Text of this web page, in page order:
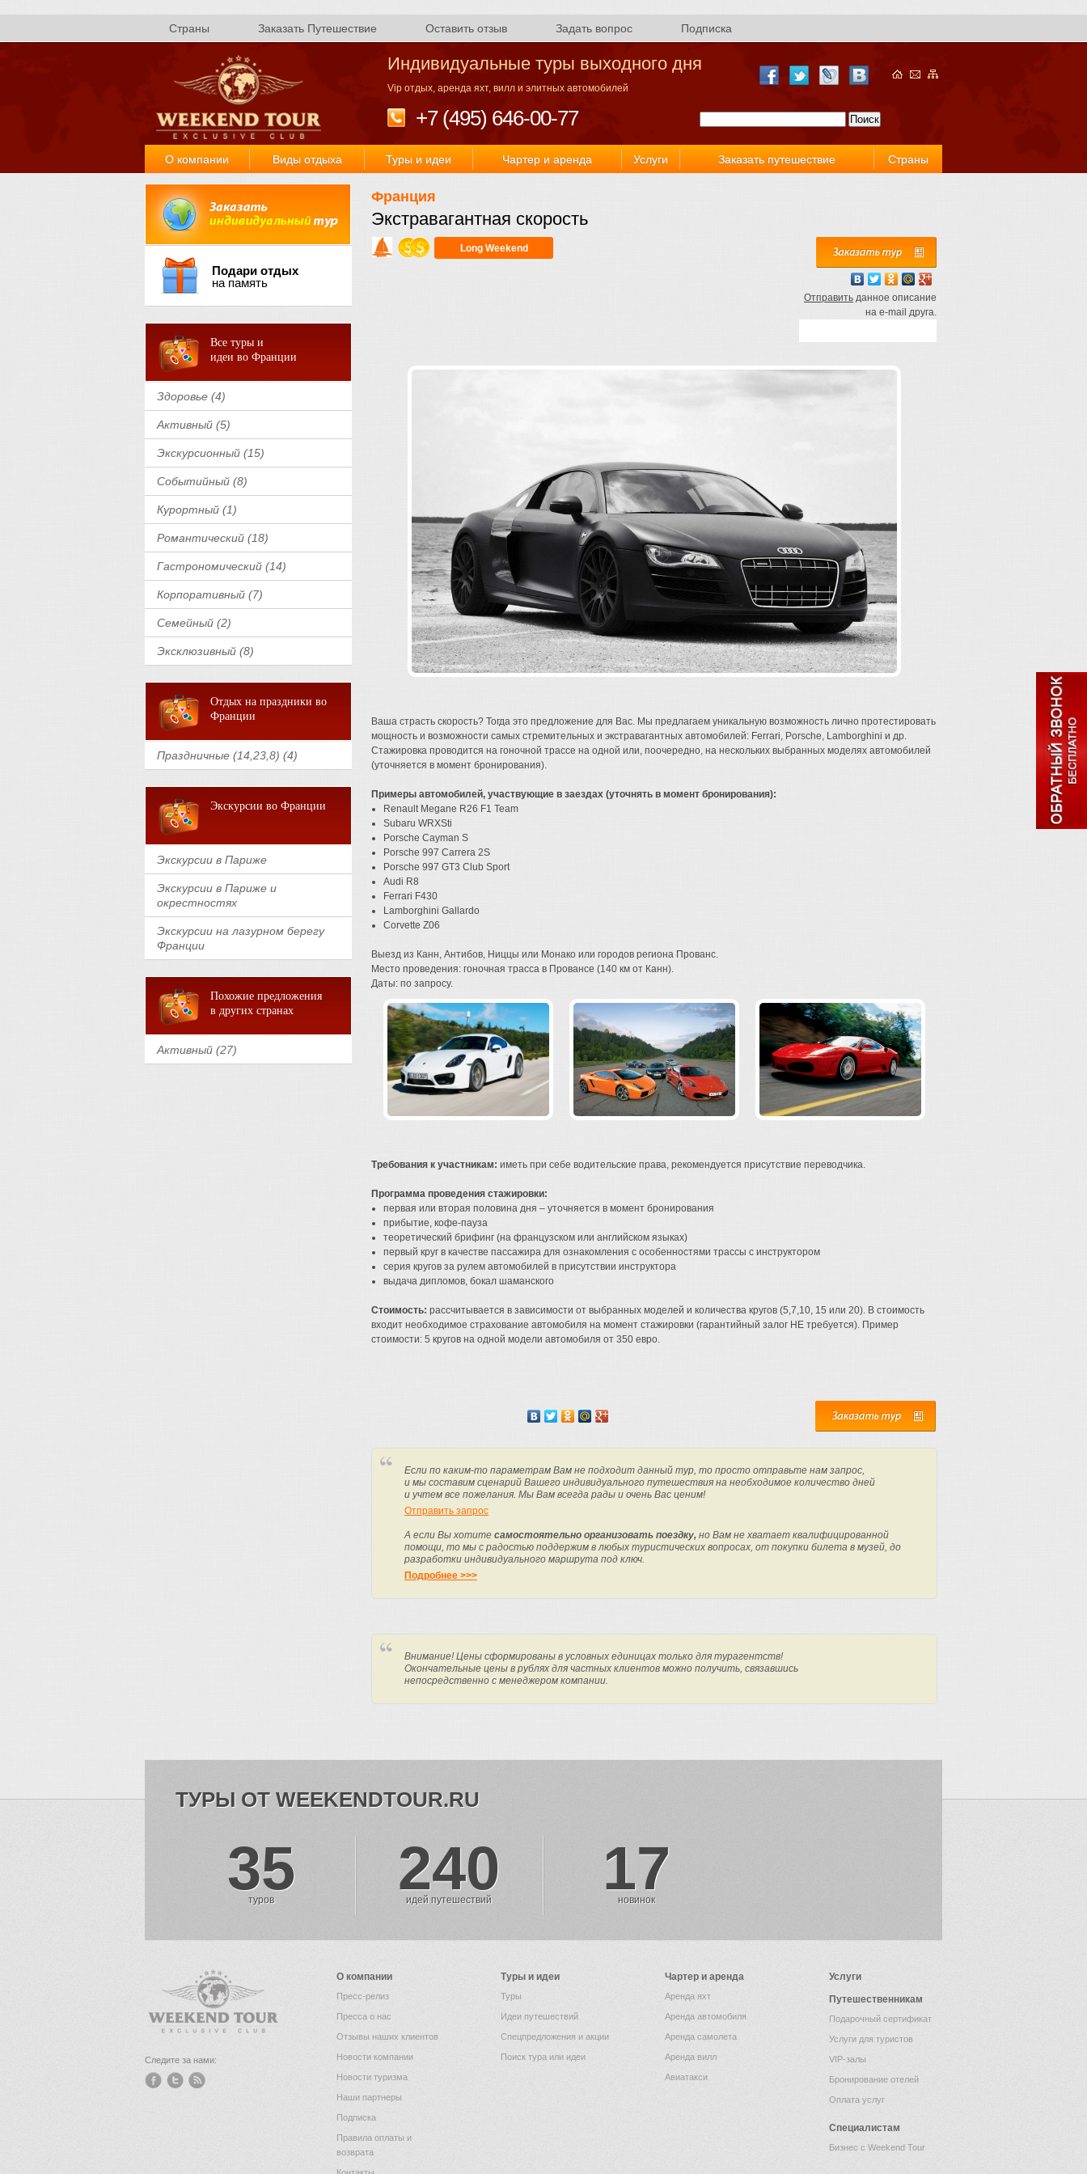
Страны Заказать Путешествие Оставить отзыв Задать вопрос Подписка
Индивидуальные туры выходного дня
Vip отдых, аренда яхт, вилл и элитных автомобилей
+7 (495) 646-00-77
О компании Виды отдыха Туры и идеи Чартер и аренда Услуги Заказать путешествие Страны
Подари отдых
на память
Все туры и
идеи во Франции
Здоровье (4)
Активный (5)
Экскурсионный (15)
Событийный (8)
Курортный (1)
Романтический (18)
Гастрономический (14)
Корпоративный (7)
Семейный (2)
Эксклюзивный (8)
Отдых на праздники во
Франции
Праздничные (14,23,8) (4)
Экскурсии во Франции
Экскурсии в Париже
Экскурсии в Париже и
окрестностях
Экскурсии на лазурном берегу
Франции
Похожие предложения
в других странах
Активный (27)
Франция
Экстравагантная скорость
Long Weekend
Отправить данное описание
на e-mail друга.
Ваша страсть скорость? Тогда это предложение для Вас. Мы предлагаем уникальную возможность лично протестировать
мощность и возможности самых стремительных и экстравагантных автомобилей: Ferrari, Porsche, Lamborghini и др.
Стажировка проводится на гоночной трассе на одной или, поочередно, на нескольких выбранных моделях автомобилей
(уточняется в момент бронирования).
Примеры автомобилей, участвующие в заездах (уточнять в момент бронирования):
Renault Megane R26 F1 Team
Subaru WRXSti
Porsche Cayman S
Porsche 997 Carrera 2S
Porsche 997 GT3 Club Sport
Audi R8
Ferrari F430
Lamborghini Gallardo
Corvette Z06
Выезд из Канн, Антибов, Ниццы или Монако или городов региона Прованс.
Место проведения: гоночная трасса в Провансе (140 км от Канн).
Даты: по запросу.
Требования к участникам: иметь при себе водительские права, рекомендуется присутствие переводчика.
Программа проведения стажировки:
первая или вторая половина дня – уточняется в момент бронирования
прибытие, кофе-пауза
теоретический брифинг (на французском или английском языках)
первый круг в качестве пассажира для ознакомления с особенностями трассы с инструктором
серия кругов за рулем автомобилей в присутствии инструктора
выдача дипломов, бокал шаманского
Стоимость: рассчитывается в зависимости от выбранных моделей и количества кругов (5,7,10, 15 или 20). В стоимость
входит необходимое страхование автомобиля на момент стажировки (гарантийный залог НЕ требуется). Пример
стоимости: 5 кругов на одной модели автомобиля от 350 евро.
Если по каким-то параметрам Вам не подходит данный тур, то просто отправьте нам запрос,
и мы составим сценарий Вашего индивидуального путешествия на необходимое количество дней
и учтем все пожелания. Мы Вам всегда рады и очень Вас ценим!
Отправить запрос
А если Вы хотите самостоятельно организовать поездку, но Вам не хватает квалифицированной
помощи, то мы с радостью поддержим в любых туристических вопросах, от покупки билета в музей, до
разработки индивидуального маршрута под ключ.
Подробнее >>>
Внимание! Цены сформированы в условных единицах только для турагентств!
Окончательные цены в рублях для частных клиентов можно получить, связавшись
непосредственно с менеджером компании.
ТУРЫ ОТ WEEKENDTOUR.RU
35
туров 240
идей путешествий 17
новинок
Следите за нами:
О компании
Пресс-релиз
Пресса о нас
Отзывы наших клиентов
Новости компании
Новости туризма
Наши партнеры
Подписка
Правила оплаты и
возврата
Туры и идеи
Туры
Идеи путешествий
Спецпредложения и акции
Поиск тура или идеи
Чартер и аренда
Аренда яхт
Аренда автомобиля
Аренда самолета
Аренда вилл
Авиатакси
Услуги
Путешественникам
Подарочный сертификат
Услуги для туристов
VIP-залы
Бронирование отелей
Оплата услуг
Специалистам
Бизнес с Weekend Tour